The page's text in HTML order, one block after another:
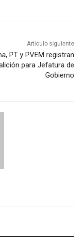
Artículo siguiente
PT y PVEM registran
para Jefatura de
Gobierno